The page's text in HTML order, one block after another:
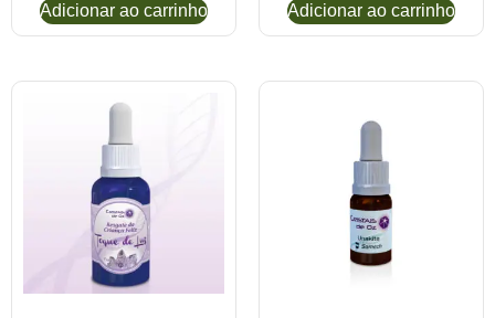
Adicionar ao carrinho Adicionar ao carrinho